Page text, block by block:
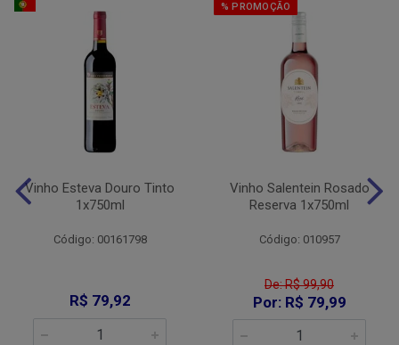
Vinho Esteva Douro Tinto
1x750ml
Código: 00161798
R$ 79,92
% PROMOÇÃO
Vinho Salentein Rosado
Reserva 1x750ml
Código: 010957
De: R$ 99,90
Por: R$ 79,99